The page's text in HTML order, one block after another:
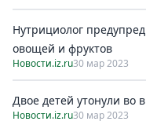
Нутрициолог
овощей и фруктов
Новости.iz.ru30 мар 2023
Двое детей утонули во
Новости.iz.ru30 мар 2023